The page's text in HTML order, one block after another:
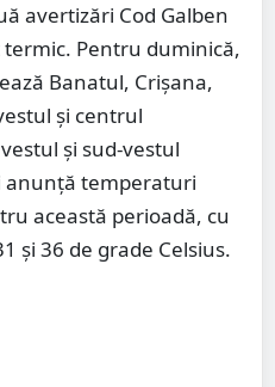
avertizări Cod Galben
Pentru duminică,
Banatul, Crișana,
și centrul
și sud-vestul
anunță temperaturi
această perioadă, cu
și 36 de grade Celsius.